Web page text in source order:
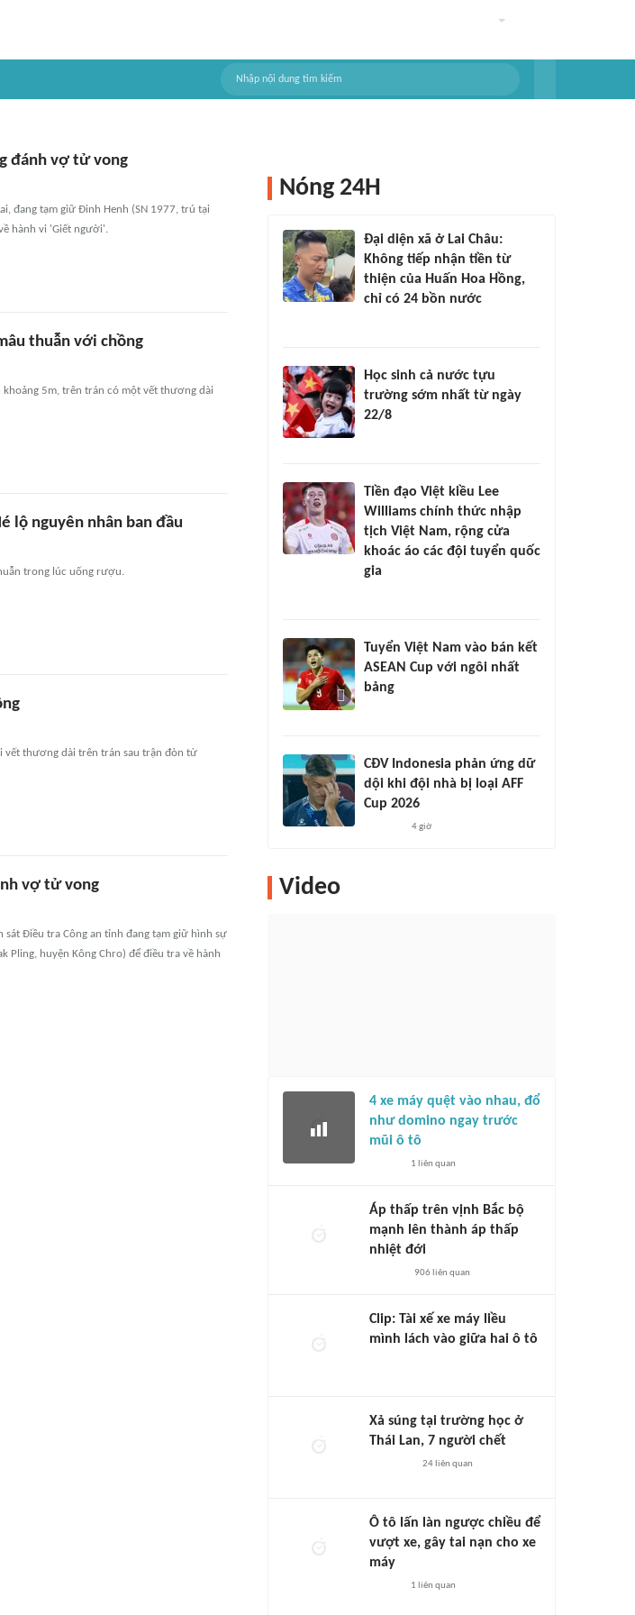
đánh vợ tử vong
đang tạm giữ Đinh Henh (SN 1977, trú tại
hành vi 'Giết người'.
thuẫn với chồng
5m, trên trán có một vết thương dài
lộ nguyên nhân ban đầu
trong lúc uống rượu.
vết thương dài trên trán sau trận đòn từ
vợ tử vong
sát Điều tra Công an tỉnh đang tạm giữ hình sự
Pling, huyện Kông Chro) để điều tra về hành
Nóng 24H
Đại diện xã ở Lai Châu:
Không tiếp nhận tiền từ
thiện của Huấn Hoa Hồng,
chỉ có 24 bồn nước
Học sinh cả nước tựu
trường sớm nhất từ ngày
22/8
Tiền đạo Việt kiều Lee
Williams chính thức nhập
tịch Việt Nam, rộng cửa
khoác áo các đội tuyển quốc
gia
Tuyển Việt Nam vào bán kết
ASEAN Cup với ngôi nhất
bảng
CĐV Indonesia phản ứng dữ
dội khi đội nhà bị loại AFF
Cup 2026
4 giờ
Video
4 xe máy quệt vào nhau, đổ
như domino ngay trước
mũi ô tô
1 liên quan
Áp thấp trên vịnh Bắc bộ
mạnh lên thành áp thấp
nhiệt đới
906 liên quan
Clip: Tài xế xe máy liều
mình lách vào giữa hai ô tô
Xả súng tại trường học ở
Thái Lan, 7 người chết
24liên quan
Ô tô lấn làn ngược chiều để
vượt xe, gây tai nạn cho xe
máy
1 liên quan